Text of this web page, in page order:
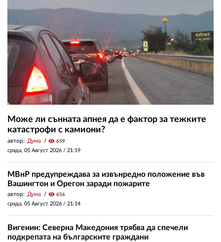
Може ли сънната апнея да е фактор за тежките
катастрофи с камиони?
автор: Дума visibility 659
сряда, 05 Август 2026 / 21:19
МВнР предупреждава за извънредно положение във
Вашингтон и Орегон заради пожарите
автор: Дума visibility 656
сряда, 05 Август 2026 / 21:14
Вигенин: Северна Македония трябва да спечели
подкрепата на българските граждани